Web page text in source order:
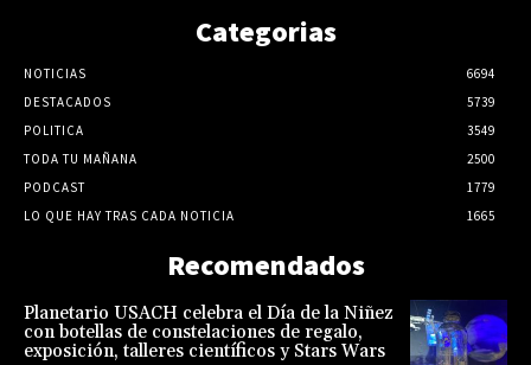
Categorias
NOTICIAS
6694
DESTACADOS
5739
POLITICA
3549
TODA TU MAÑANA
2500
PODCAST
1779
LO QUE HAY TRAS CADA NOTICIA
1665
Recomendados
Planetario USACH celebra el Día de la Niñez
con botellas de constelaciones de regalo,
exposición, talleres científicos y Stars Wars